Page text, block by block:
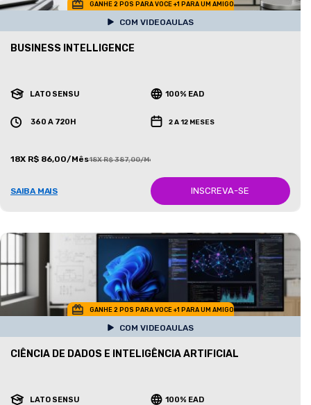
GANHE 2 POS PARA VOCE +1 PARA UM AMIGO
COM VIDEOAULAS
BUSINESS INTELLIGENCE
LATO SENSU 100% EAD
360 A 720H 2 A 12 MESES
18X R$ 86,00/Mês18X R$ 387,00/Mês
SAIBA MAIS INSCREVA-SE
GANHE 2 POS PARA VOCE +1 PARA UM AMIGO
COM VIDEOAULAS
CIÊNCIA DE DADOS E INTELIGÊNCIA ARTIFICIAL
LATO SENSU 100% EAD